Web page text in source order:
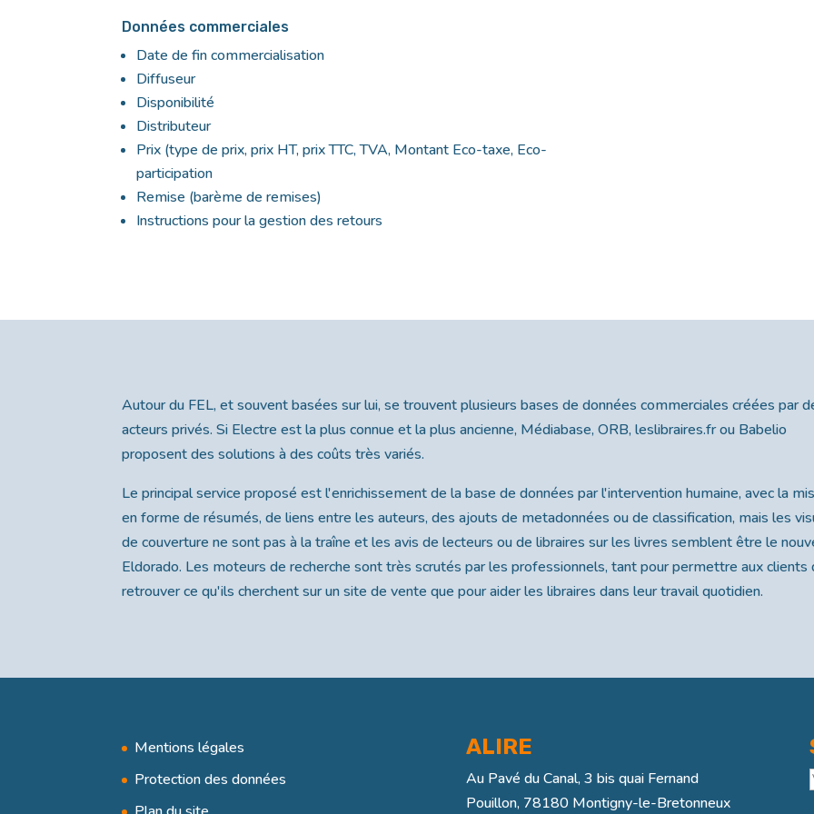
Données commerciales
Date de fin commercialisation
Diffuseur
Disponibilité
Distributeur
Prix (type de prix, prix HT, prix TTC, TVA, Montant Eco-taxe, Eco-
participation
Remise (barème de remises)
Instructions pour la gestion des retours
Autour du FEL, et souvent basées sur lui, se trouvent plusieurs bases de données commerciales créées par
acteurs privés. Si Electre est la plus connue et la plus ancienne, Médiabase, ORB, leslibraires.fr ou Babelio
proposent des solutions à des coûts très variés.
Le principal service proposé est l'enrichissement de la base de données par l'intervention humaine, avec la
en forme de résumés, de liens entre les auteurs, des ajouts de metadonnées ou de classification, mais les
de couverture ne sont pas à la traîne et les avis de lecteurs ou de libraires sur les livres semblent être le
Eldorado. Les moteurs de recherche sont très scrutés par les professionnels, tant pour permettre aux clients
retrouver ce qu'ils cherchent sur un site de vente que pour aider les libraires dans leur travail quotidien.
Mentions légales
Protection des données
ALIRE
Au Pavé du Canal, 3 bis quai Fernand
Pouillon, 78180 Montigny-le-Bretonneux